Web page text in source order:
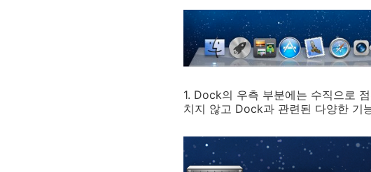
1. Dock의 우측 부분에는 수직으로
치지 않고 Dock과 관련된 다양한 기